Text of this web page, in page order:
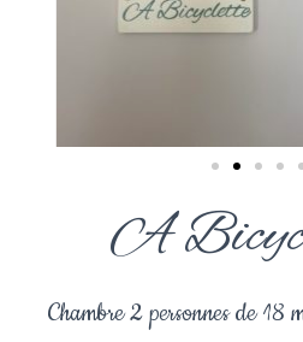
A
Chambre 2 personnes de 18